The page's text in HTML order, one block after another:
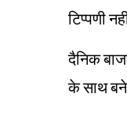
टिप्पणी
दैनिक
के साथ